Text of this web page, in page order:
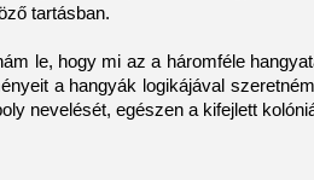
tartásban.
le, hogy mi az a háromféle
a hangyák logikájával
nevelését, egészen a kifejlett